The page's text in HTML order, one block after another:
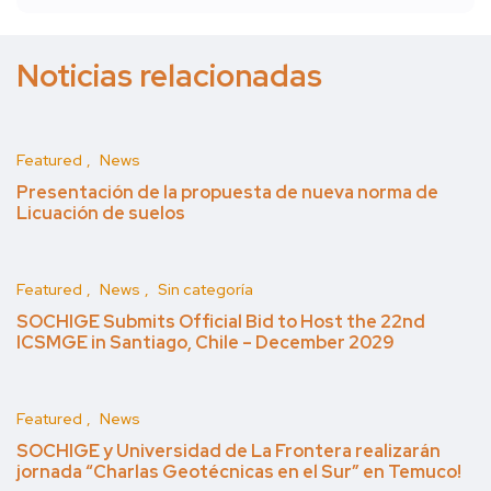
Noticias relacionadas
Featured News
Presentación de la propuesta de nueva norma de
Licuación de suelos
Featured News Sin categoría
SOCHIGE Submits Official Bid to Host the 22nd
ICSMGE in Santiago, Chile – December 2029
Featured News
SOCHIGE y Universidad de La Frontera realizarán
jornada “Charlas Geotécnicas en el Sur” en Temuco!